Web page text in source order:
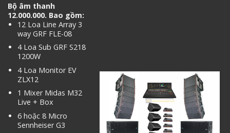
Bộ âm thanh
12.000.000. Bao gồm:
12 Loa Line Array 3
way GRF FLE-08
4 Loa Sub GRF S218
1200W
4 Loa Monitor EV
ZLX12
1 Mixer Midas M32
Live + Box
6 hoặc 8 Micro
Sennheiser G3